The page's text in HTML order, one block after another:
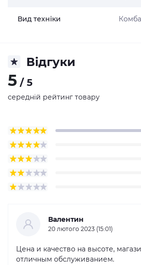
Вид техніки
Відгуки
5 / 5
середній рейтинг товару
Валентин
20 лютого 2023 (15:01)
Цена и качество на высоте,
отличным обслуживанием.